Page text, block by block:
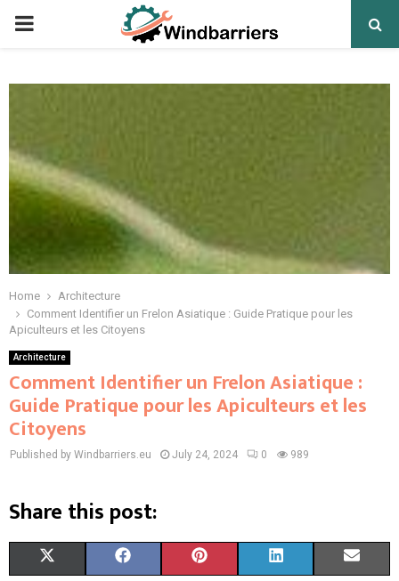
PRIMARY
Home
Architecture
Comment Identifier un Frelon Asiatique : Guide Pratique pour les
Apiculteurs et les Citoyens
Architecture
Comment Identifier un Frelon Asiatique :
Guide Pratique pour les Apiculteurs et les
Citoyens
Published by Windbarriers.eu July 24, 2024 0 989
Share this post: